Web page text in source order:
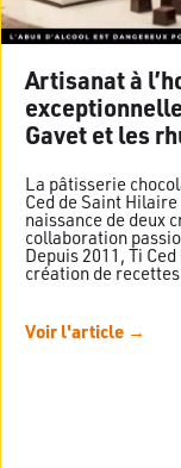
Artisanat à
Gavet et les
La pâtisserie
Ced de Saint
naissance de deux
collaboration
Depuis 2011, Ti
création de
Voir l'article →